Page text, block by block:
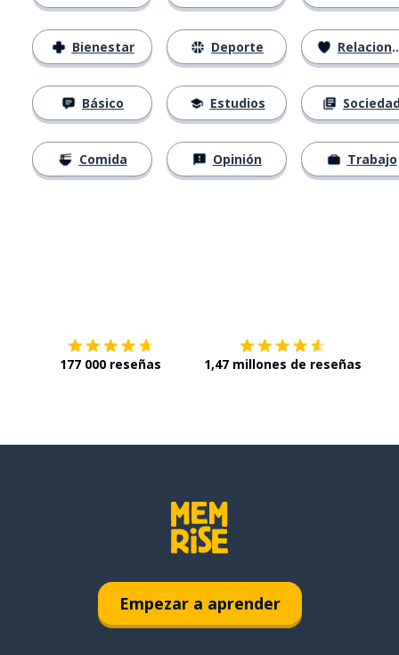
Bienestar
Básico
Comida
Deporte
Estudios
Opinión
Relaciones
Trabajo
177 000 reseñas 1,47 millones de reseñas
Empezar a aprender